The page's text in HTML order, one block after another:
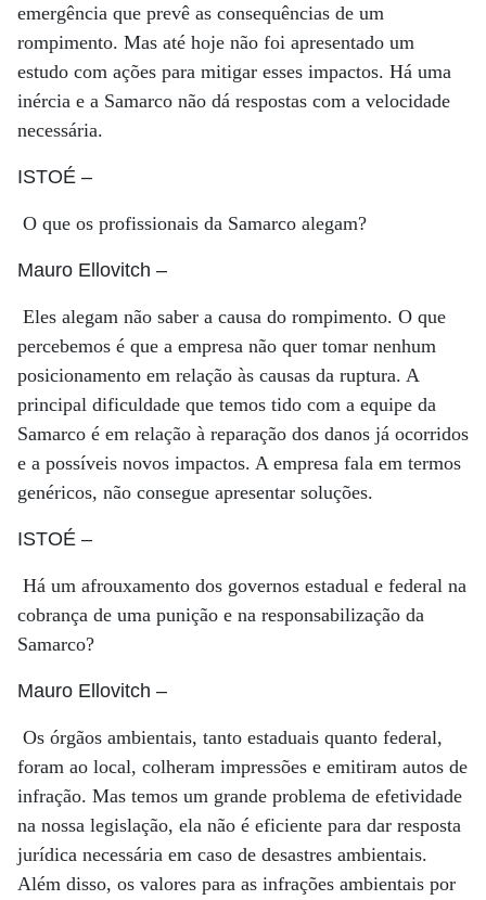
emergência que prevê as consequências de um
rompimento. Mas até hoje não foi apresentado um
estudo com ações para mitigar esses impactos. Há uma
inércia e a Samarco não dá respostas com a velocidade
necessária.
ISTOÉ –
O que os profissionais da Samarco alegam?
Mauro Ellovitch –
Eles alegam não saber a causa do rompimento. O que
percebemos é que a empresa não quer tomar nenhum
posicionamento em relação às causas da ruptura. A
principal dificuldade que temos tido com a equipe da
Samarco é em relação à reparação dos danos já ocorridos
e a possíveis novos impactos. A empresa fala em termos
genéricos, não consegue apresentar soluções.
ISTOÉ –
Há um afrouxamento dos governos estadual e federal na
cobrança de uma punição e na responsabilização da
Samarco?
Mauro Ellovitch –
Os órgãos ambientais, tanto estaduais quanto federal,
foram ao local, colheram impressões e emitiram autos de
infração. Mas temos um grande problema de efetividade
na nossa legislação, ela não é eficiente para dar resposta
jurídica necessária em caso de desastres ambientais.
Além disso, os valores para as infrações ambientais por